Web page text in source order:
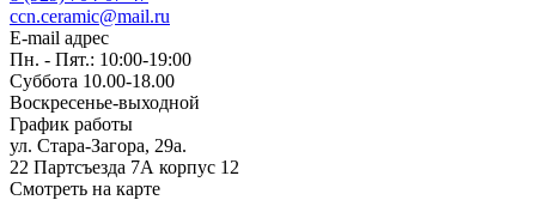
ccn.ceramic@mail.ru
E-mail адрес
Пн. - Пят.: 10:00-19:00
Суббота 10.00-18.00
Воскресенье-выходной
График работы
ул. Стара-Загора, 29а.
22 Партсъезда 7А корпус 12
Смотреть на карте